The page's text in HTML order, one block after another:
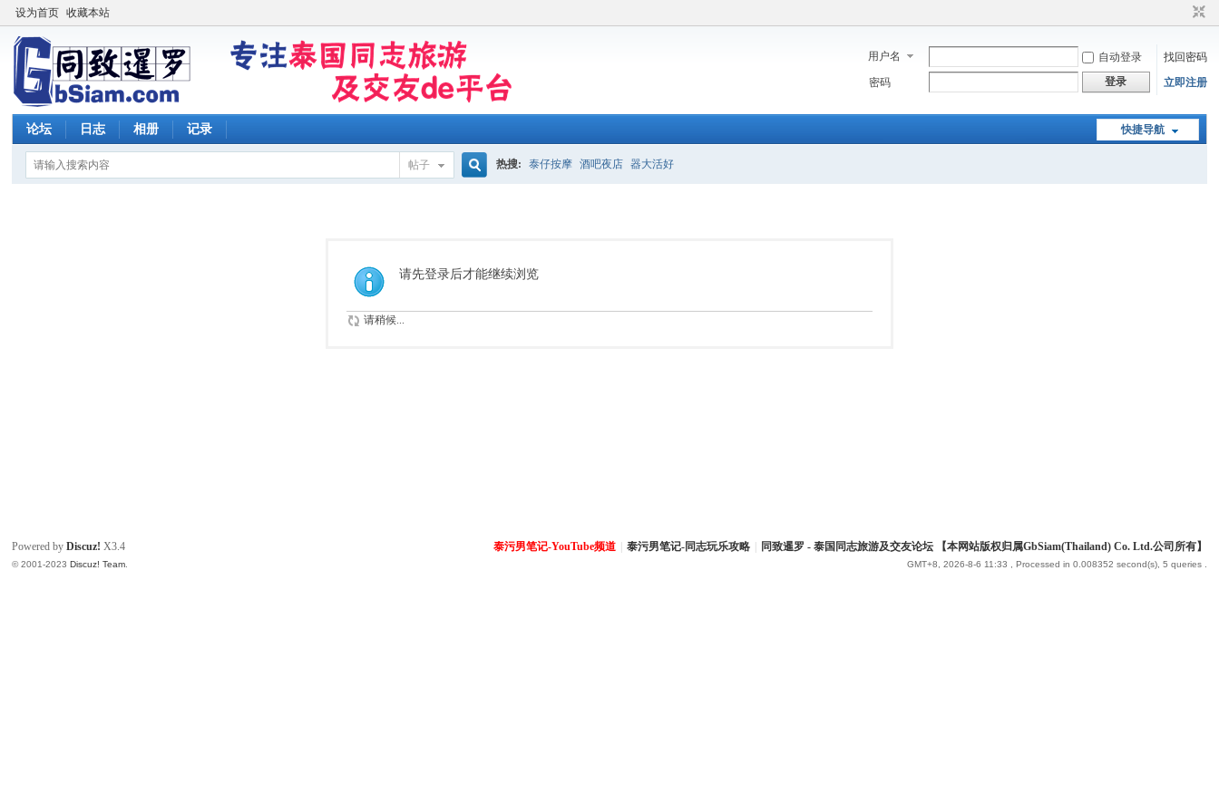
设为首页 收藏本站
用户名 自动登录
找回密码
密码
登录 立即注册
快捷导航
论坛 日志 相册 记录
帖子
索
热搜: 泰仔按摩 酒吧夜店 器大活好
请先登录后才能继续浏览
请稍候...
泰污男笔记-YouTube频道 泰污男笔记-同志玩乐攻略 同致暹罗 - 泰国同志旅游及交友论坛 【本网站版权归属GbSiam(Thailand) Co. Ltd.公司所有】
GMT+8, 2026-8-6 11:33 , Processed in 0.008352 second(s), 5 queries .
Powered byDiscuz! X3.4
© 2001-2023Discuz! Team